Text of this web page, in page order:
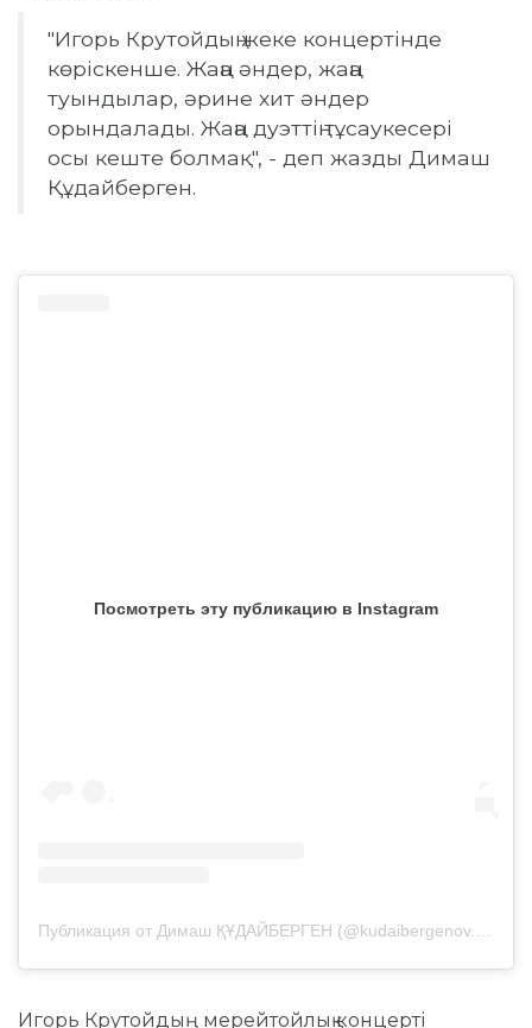
"Игорь Крутойдың жеке концертінде
көріскенше. Жаңа әндер, жаңа
туындылар, әрине хит әндер
орындалады. Жаңа дуэттің тұсаукесері
осы кеште болмақ", - деп жазды Димаш
Құдайберген.
Посмотреть эту публикацию в Instagram
Игорь Крутойдың мерейтойлық концерті